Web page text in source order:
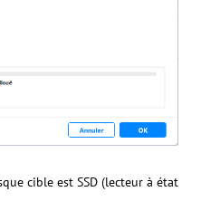
cible est SSD (lecteur à état